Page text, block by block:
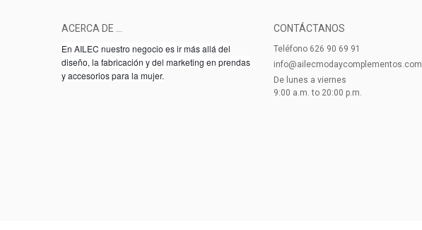
ACERCA DE ...
En AILEC nuestro negocio es ir más allá del
diseño, la fabricación y del marketing en prendas
y accesorios para la mujer.
CONTÁCTANOS
Teléfono 626 90 69 91
info@ailecmodaycomplementos.com
De lunes a viernes
9:00 a.m. to 20:00 p.m.